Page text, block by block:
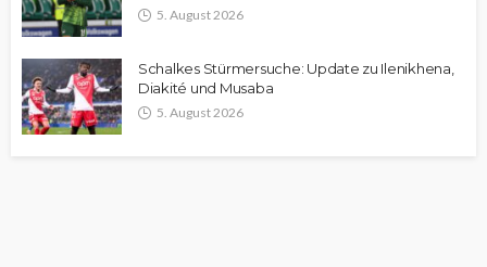
5. August 2026
Schalkes Stürmersuche: Update zu Ilenikhena,
Diakité und Musaba
5. August 2026